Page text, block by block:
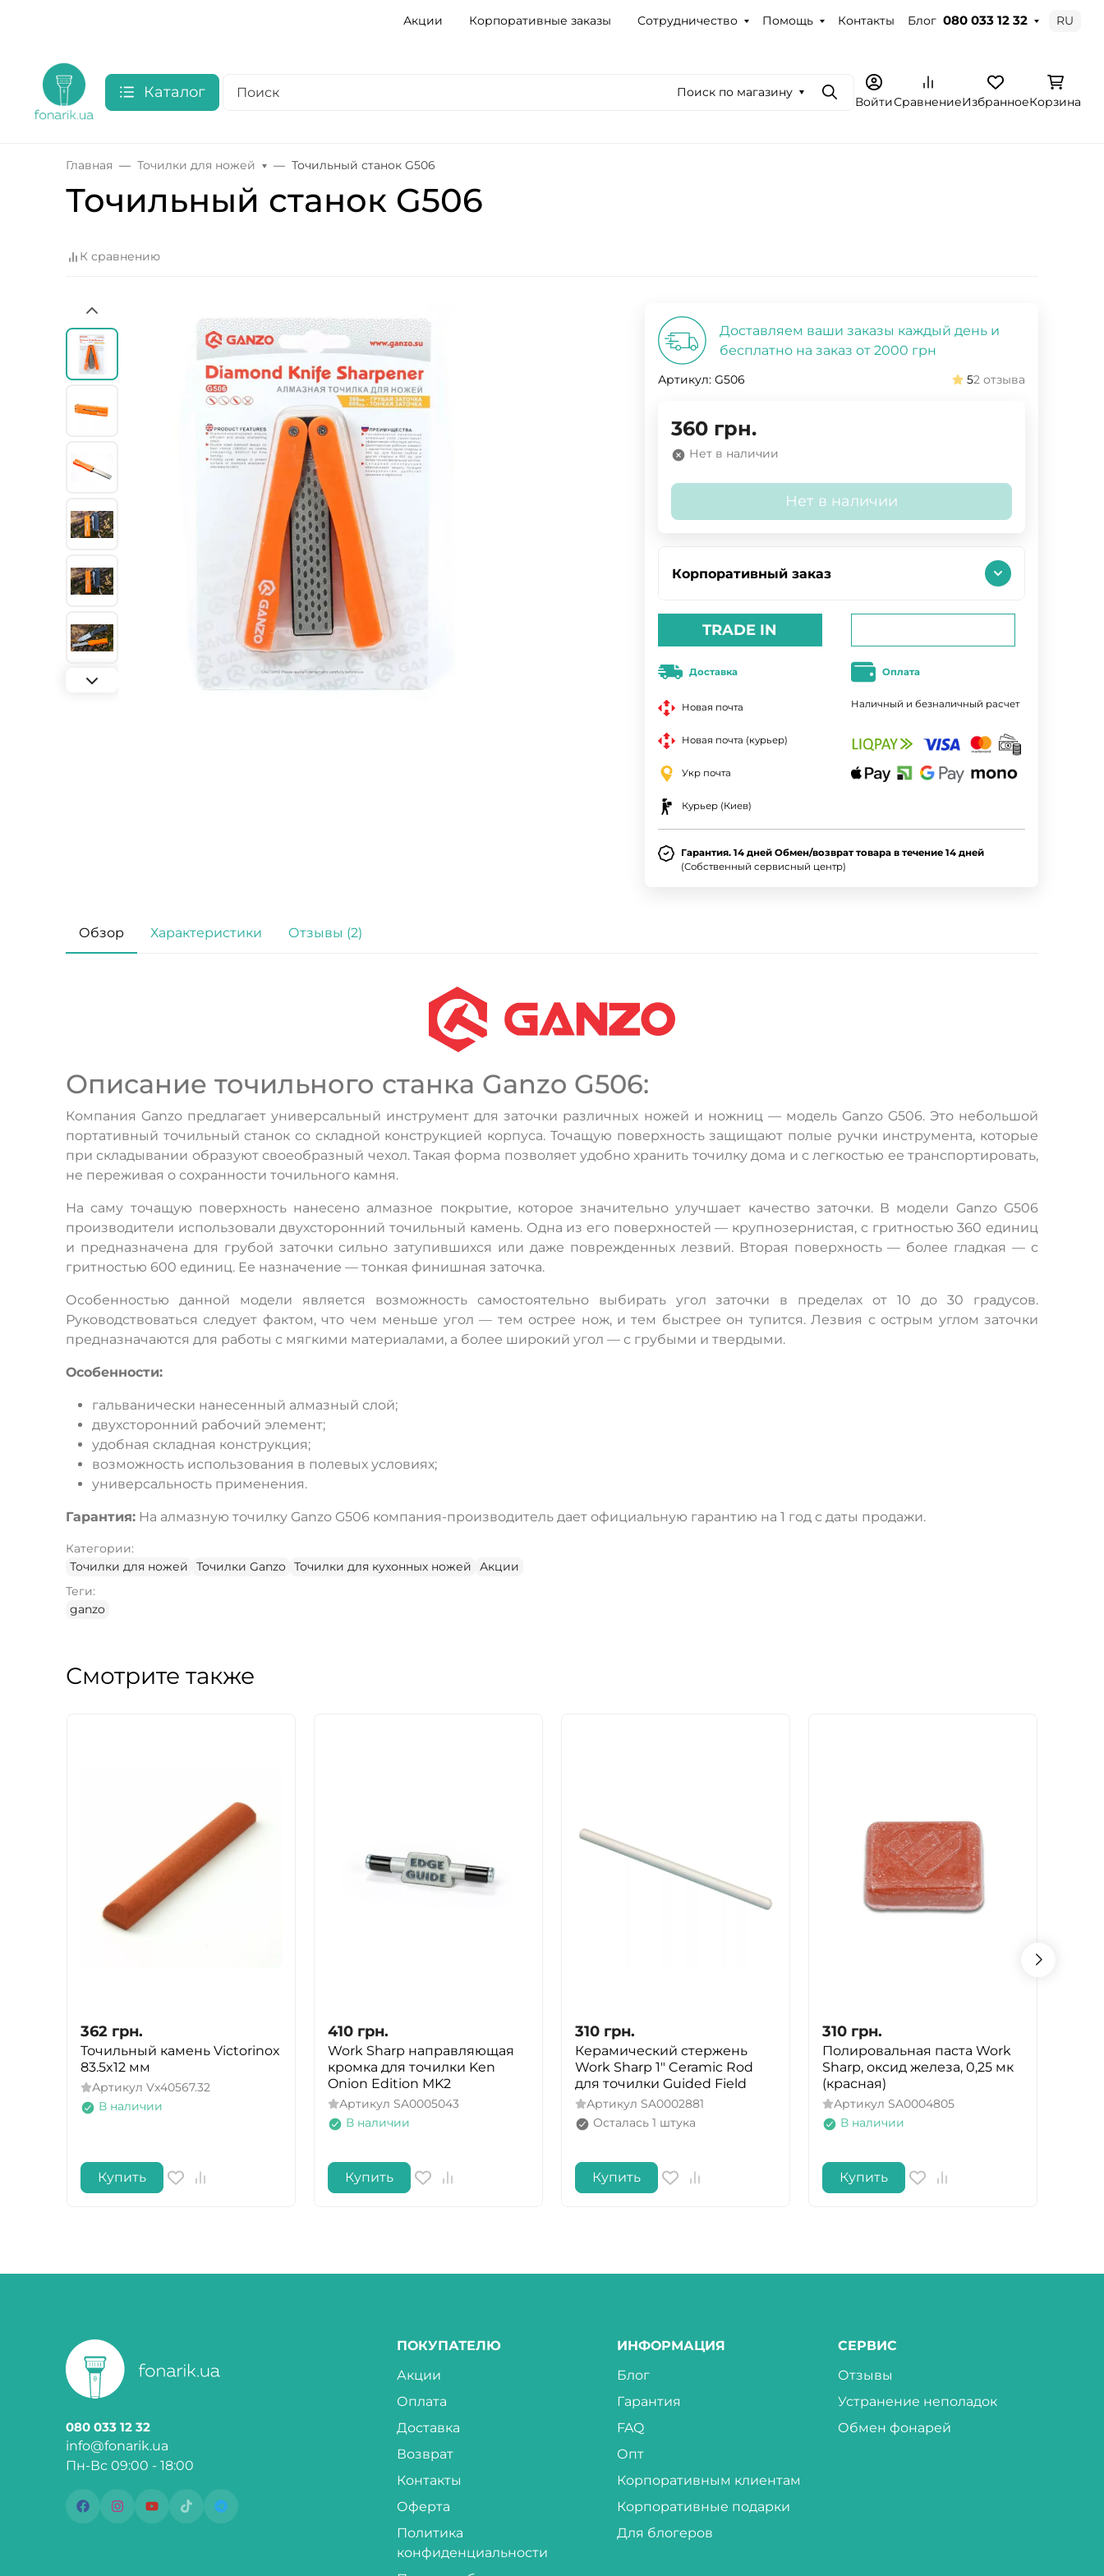
Акции Корпоративные заказы Сотрудничество Помощь Контакты Блог 080 033 12 32 RU
Каталог Поиск по магазину
ПоискВойтиСравнениеИзбранноеКорзина
Главная Точилки для ножей Точильный станок G506
Точильный станок G506
К сравнению
Доставляем ваши заказы каждый день и
бесплатно на заказ от 2000 грн
Артикул: G506 52 отзыва
360 грн.
Нет в наличии
Нет в наличии
Корпоративный заказ
TRADE IN
Доставка
Новая почта
Новая почта (курьер)
Укр почта
Курьер (Киев)
Оплата
Наличный и безналичный расчет
Гарантия. 14 дней Обмен/возврат товара в течение 14 дней
(Собственный сервисный центр)
Обзор Характеристики Отзывы (2)
Описание точильного станка Ganzo G506:
Компания Ganzo предлагает универсальный инструмент для заточки различных ножей и ножниц — модель Ganzo G506. Это небольшой
портативный точильный станок со складной конструкцией корпуса. Точащую поверхность защищают полые ручки инструмента, которые
при складывании образуют своеобразный чехол. Такая форма позволяет удобно хранить точилку дома и с легкостью ее транспортировать,
не переживая о сохранности точильного камня.
На саму точащую поверхность нанесено алмазное покрытие, которое значительно улучшает качество заточки. В модели Ganzo G506
производители использовали двухсторонний точильный камень. Одна из его поверхностей — крупнозернистая, с гритностью 360 единиц
и предназначена для грубой заточки сильно затупившихся или даже поврежденных лезвий. Вторая поверхность — более гладкая — с
гритностью 600 единиц. Ее назначение — тонкая финишная заточка.
Особенностью данной модели является возможность самостоятельно выбирать угол заточки в пределах от 10 до 30 градусов.
Руководствоваться следует фактом, что чем меньше угол — тем острее нож, и тем быстрее он тупится. Лезвия с острым углом заточки
предназначаются для работы с мягкими материалами, а более широкий угол — с грубыми и твердыми.
Особенности:
гальванически нанесенный алмазный слой;
двухсторонний рабочий элемент;
удобная складная конструкция;
возможность использования в полевых условиях;
универсальность применения.
Гарантия: На алмазную точилку Ganzo G506 компания-производитель дает официальную гарантию на 1 год с даты продажи.
Категории:
Точилки для ножей
Точилки Ganzo Точилки для кухонных ножей
Акции
Теги:
ganzo
Смотрите также
362 грн.
Точильный камень Victorinox
83.5x12 мм
Артикул Vx40567.32
В наличии
Купить
410 грн.
Work Sharp направляющая
кромка для точилки Ken
Onion Edition MK2
Артикул SA0005043
В наличии
Купить
310 грн.
Керамический стержень
Work Sharp 1" Ceramic Rod
для точилки Guided Field
Артикул SA0002881
Осталась 1 штука
Купить
310 грн.
Полировальная паста Work
Sharp, оксид железа, 0,25 мк
(красная)
Артикул SA0004805
В наличии
Купить
080 033 12 32
info@fonarik.ua
Пн-Вс 09:00 - 18:00
ПОКУПАТЕЛЮ
Акции
Оплата
Доставка
Возврат
Контакты
Оферта
Политика
конфиденциальности
ИНФОРМАЦИЯ
Блог
Гарантия
FAQ
Опт
Корпоративным клиентам
Корпоративные подарки
Для блогеров
СЕРВИС
Отзывы
Устранение неполадок
Обмен фонарей